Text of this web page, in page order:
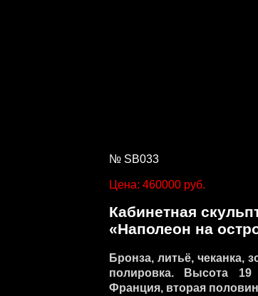
№ SB033
Цена: 460000 руб.
Кабинетная
«Наполеон на
Бронза, литьё, чеканка,
полировка. Высота
Франция, вторая